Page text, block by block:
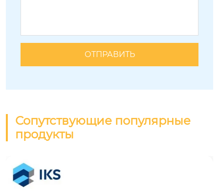
Сопутствующие популярные
продукты